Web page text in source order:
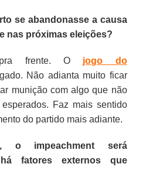
se abandonasse a causa
nas próximas eleições?
pra frente. O jogo do
Não adianta muito ficar
munição com algo que não
Faz mais sentido
do partido mais adiante.
o impeachment será
fatores externos que